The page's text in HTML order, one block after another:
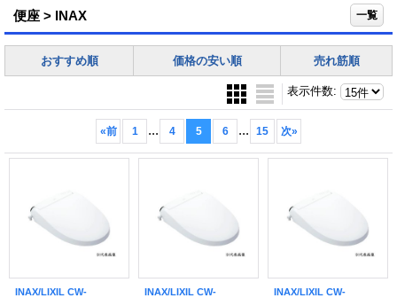
便座 > INAX 一覧
おすすめ順 価格の安い順 売れ筋順
表示件数:
«前 1 ... 4 5 6 ... 15 次»
INAX/LIXIL CW-
INAX/LIXIL CW-
INAX/LIXIL CW-